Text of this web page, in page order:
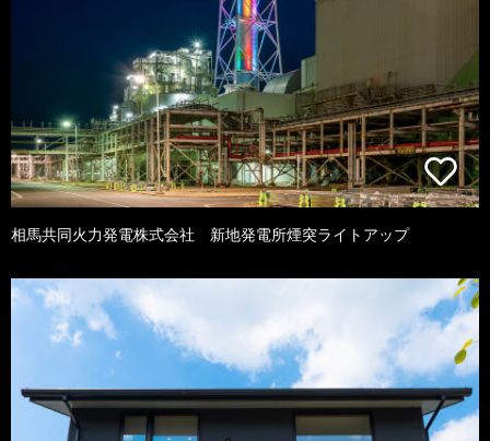
相馬共同火力発電株式会社 新地発電所煙突ライトアップ